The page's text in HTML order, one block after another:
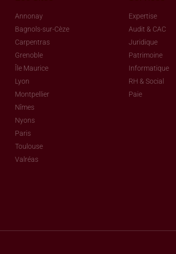
Annonay
Bagnols-sur-Cèze
Carpentras
Grenoble
Île Maurice
Lyon
Montpellier
Nîmes
Nyons
Paris
Toulouse
Valréas
Expertise
Audit & CAC
Juridique
Patrimoine
Informatique
RH & Social
Paie